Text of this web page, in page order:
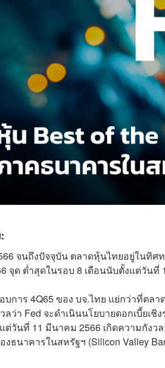
จนถึงปัจจุบัน ตลาดหุ้นไทยอยู่ในทิศ
จุด ต่ำสุดในรอบ 8 เดือนนับตั้งแต่วัน
บการ 4Q65 ของ บจ.ไทย แย่กว่าที่ตลา
ลว่า Fed จะดำเนินนโยบายดอกเบี้ยเชิง
ต่วันที่ 11 มีนาคม 2566 เกิดความกังว
งธนาคารในสหรัฐฯ (Silicon Valley